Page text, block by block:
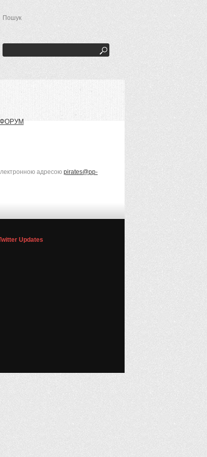
Пошук
ФОРУМ
адресою pirates@pp-
Updates